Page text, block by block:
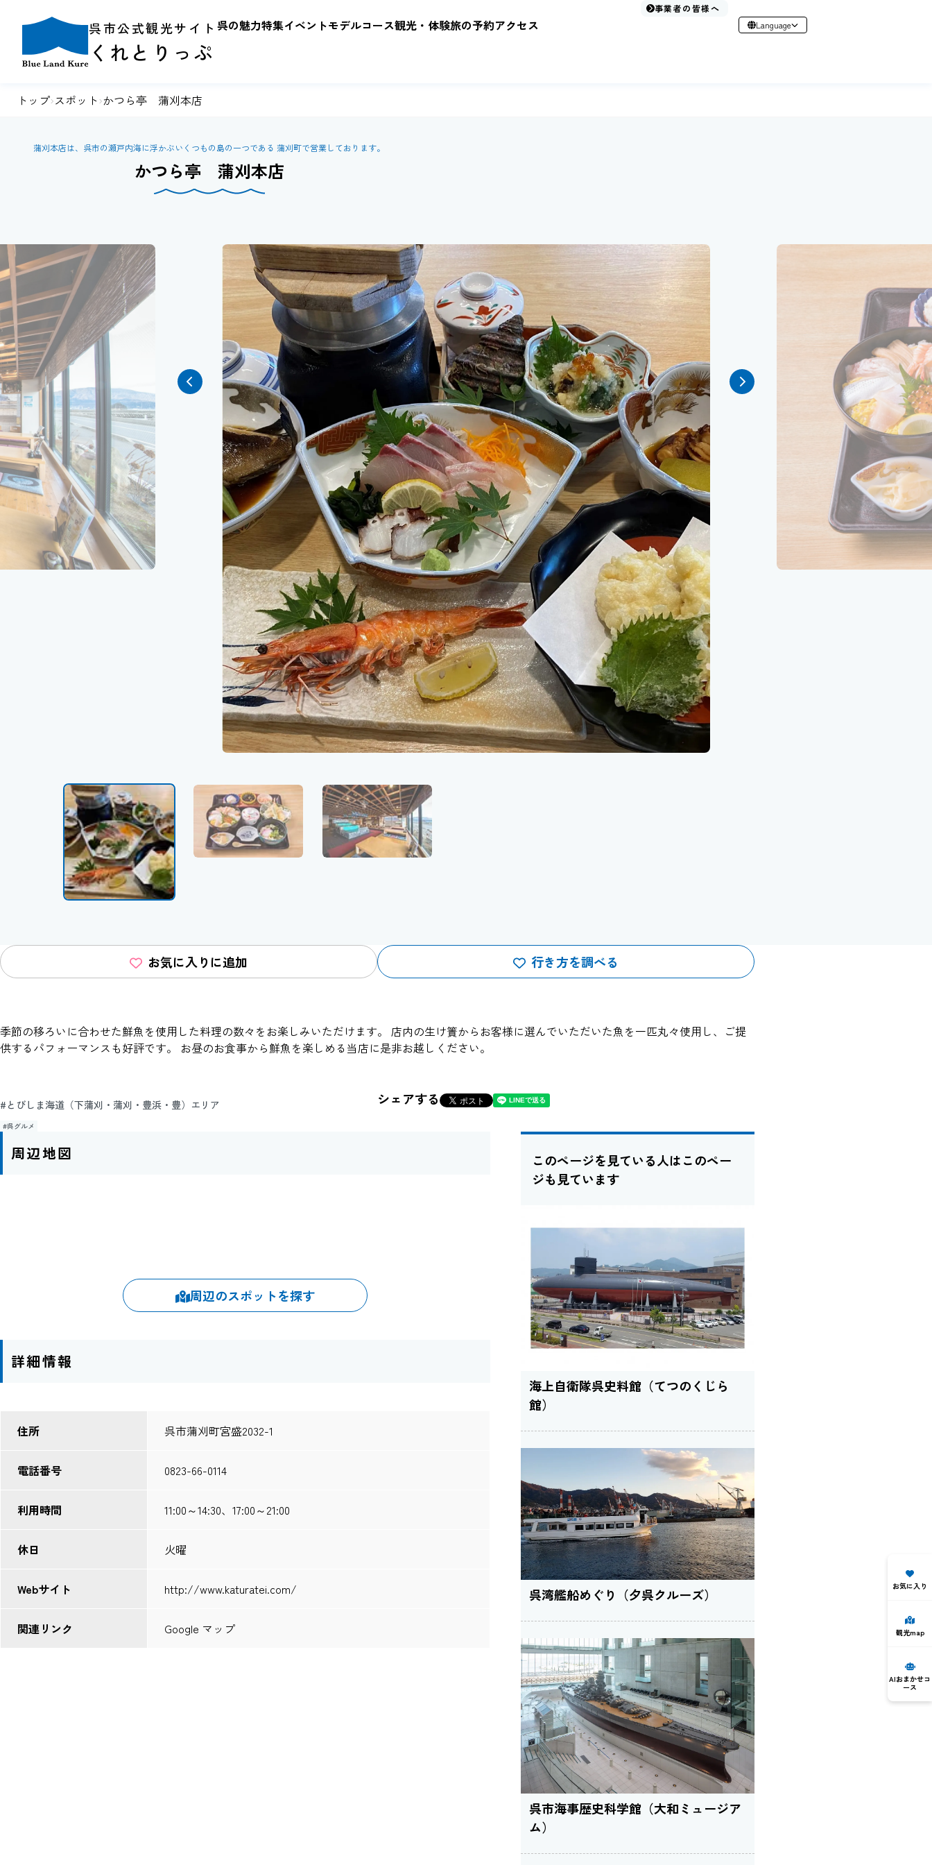
呉市公式観光サイト
くれとりっぷ
呉の魅力特集イベントモデルコース観光・体験旅の予約アクセス
事業者の皆様へ
Language
トップ›スポット›かつら亭 蒲刈本店
蒲刈本店は、呉市の瀬戸内海に浮かぶいくつもの島の一つである 蒲刈町で営業しております。
かつら亭 蒲刈本店
お気に入りに追加 行き方を調べる
季節の移ろいに合わせた鮮魚を使用した料理の数々をお楽しみいただけます。 店内の生け簀からお客様に選んでいただいた魚を一匹丸々使用し、ご提
供するパフォーマンスも好評です。 お昼のお食事から鮮魚を楽しめる当店に是非お越しください。
#とびしま海道（下蒲刈・蒲刈・豊浜・豊）エリア
#呉グルメ
シェアする
周辺地図
周辺のスポットを探す
詳細情報
住所 呉市蒲刈町宮盛2032-1
電話番号 0823-66-0114
利用時間 11:00～14:30、17:00～21:00
休日 火曜
Webサイト http://www.katuratei.com/
関連リンク Google マップ
このページを見ている人はこのペー
ジも見ています
海上自衛隊呉史料館（てつのくじら
館）
呉湾艦船めぐり（夕呉クルーズ）
呉市海事歴史科学館（大和ミュージア
ム）
お気に入り
観光map
AIおまかせコ
ース